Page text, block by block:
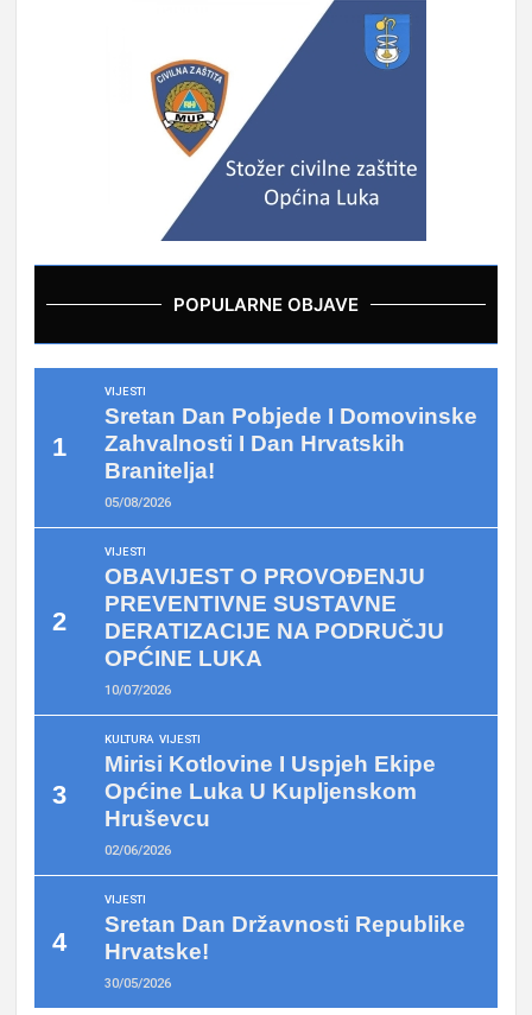
POPULARNE OBJAVE
VIJESTI
Sretan Dan Pobjede I Domovinske
Zahvalnosti I Dan Hrvatskih
Branitelja!
05/08/2026
VIJESTI
OBAVIJEST O PROVOĐENJU
PREVENTIVNE SUSTAVNE
DERATIZACIJE NA PODRUČJU
OPĆINE LUKA
10/07/2026
KULTURA VIJESTI
Mirisi Kotlovine I Uspjeh Ekipe
Općine Luka U Kupljenskom
Hruševcu
02/06/2026
VIJESTI
Sretan Dan Državnosti Republike
Hrvatske!
30/05/2026